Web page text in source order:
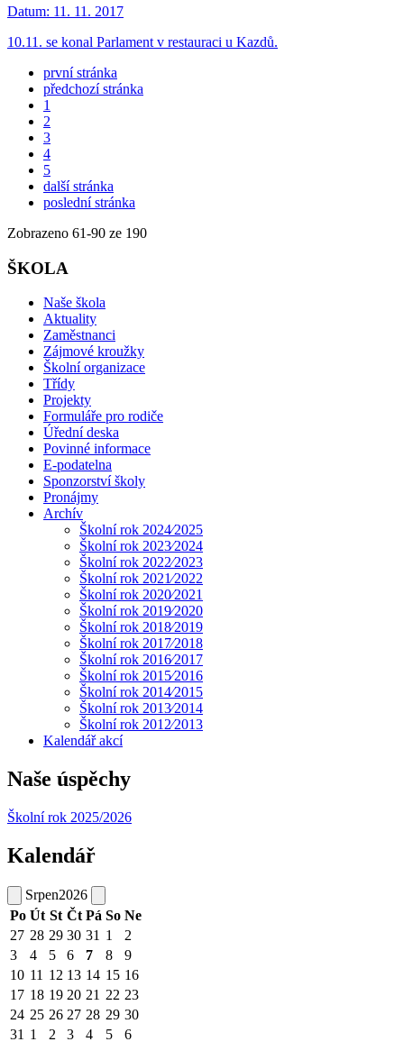
Datum: 11. 11. 2017
10.11. se konal Parlament v restauraci u Kazdů.
první stránka
předchozí stránka
1
2
3
4
5
další stránka
poslední stránka
Zobrazeno 61-90 ze 190
ŠKOLA
Naše škola
Aktuality
Zaměstnanci
Zájmové kroužky
Školní organizace
Třídy
Projekty
Formuláře pro rodiče
Úřední deska
Povinné informace
E-podatelna
Sponzorství školy
Pronájmy
Archív
Školní rok 2024⁄2025
Školní rok 2023⁄2024
Školní rok 2022⁄2023
Školní rok 2021⁄2022
Školní rok 2020⁄2021
Školní rok 2019⁄2020
Školní rok 2018⁄2019
Školní rok 2017⁄2018
Školní rok 2016⁄2017
Školní rok 2015⁄2016
Školní rok 2014⁄2015
Školní rok 2013⁄2014
Školní rok 2012⁄2013
Kalendář akcí
Naše úspěchy
Školní rok 2025/2026
Kalendář
Srpen2026
Po Út St Čt Pá So Ne
27 28 29 30 31 1
2
3
4 5 6 7 8
9
10 11 12 13 14 15 16
17 18 19 20 21 22 23
24 25 26 27 28 29 30
31 1 2 3 4 5 6